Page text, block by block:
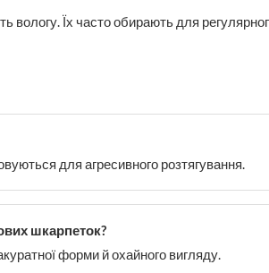
вологу. Їх часто обирають для
для агресивного розтягування.
шкарпеток?
форми й охайного вигляду.